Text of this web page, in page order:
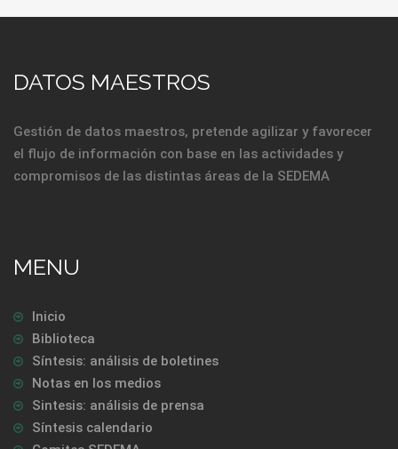
DATOS MAESTROS
Gestión de datos maestros, pretende agilizar y favorecer
el flujo de información con base en las actividades y
compromisos de las distintas áreas de la SEDEMA
MENU
Inicio
Biblioteca
Síntesis: análisis de boletines
Notas en los medios
Sintesis: análisis de prensa
Síntesis calendario